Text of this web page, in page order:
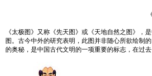
《太极图》又称《先天图》或《天地自然之图》，
图。古今中外的研究表明，此图并非随心所欲绘制
的奥秘，是中国古代文明的一项重要的标志，在过